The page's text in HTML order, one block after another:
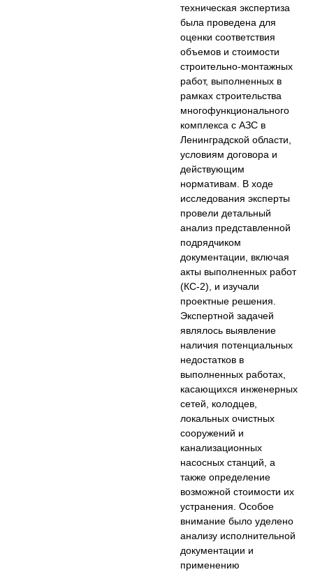
техническая экспертиза
была проведена для
оценки соответствия
объемов и стоимости
строительно-монтажных
работ, выполненных в
рамках строительства
многофункционального
комплекса с АЗС в
Ленинградской области,
условиям договора и
действующим
нормативам. В ходе
исследования эксперты
провели детальный
анализ представленной
подрядчиком
документации, включая
акты выполненных работ
(КС-2), и изучали
проектные решения.
Экспертной задачей
являлось выявление
наличия потенциальных
недостатков в
выполненных работах,
касающихся инженерных
сетей, колодцев,
локальных очистных
сооружений и
канализационных
насосных станций, а
также определение
возможной стоимости их
устранения. Особое
внимание было уделено
анализу исполнительной
документации и
применению